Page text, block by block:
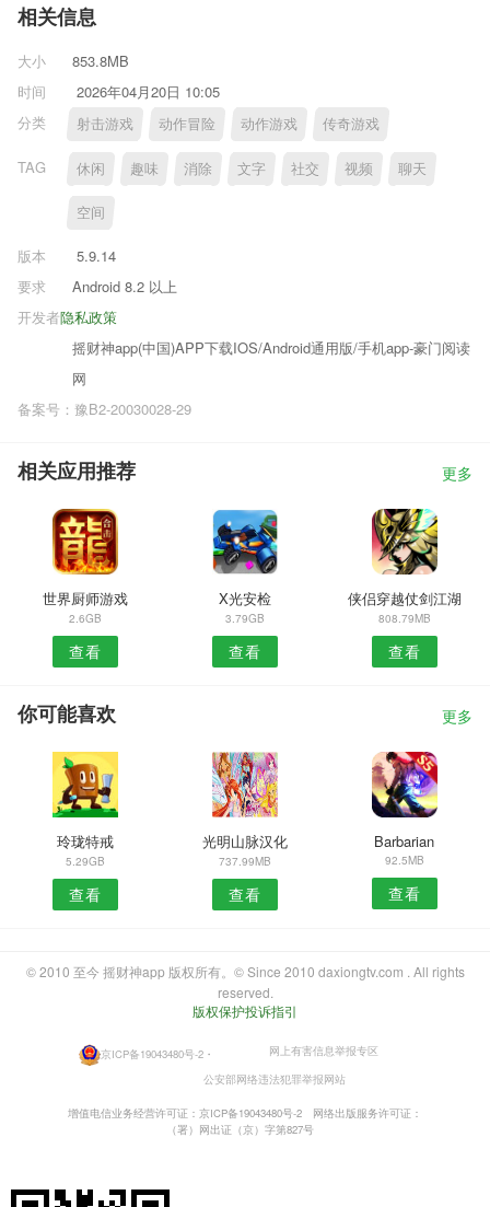
相关信息
大小
853.8MB
时间
2026年04月20日 10:05
分类
射击游戏 动作冒险 动作游戏 传奇游戏
TAG 休闲 趣味 消除 文字 社交 视频 聊天
空间
版本
5.9.14
要求
Android 8.2 以上
隐私政策
开发者
摇财神app(中国)APP下载IOS/Android通用版/手机app-豪门阅读
网
备案号：豫B2-20030028-29
相关应用推荐 更多
世界厨师游戏
2.6GB
查看
X光安检
3.79GB
查看
侠侣穿越仗剑江湖
808.79MB
查看
你可能喜欢 更多
玲珑特戒
5.29GB
查看
光明山脉汉化
737.99MB
查看
Barbarian
92.5MB
查看
© 2010 至今 摇财神app 版权所有。© Since 2010 daxiongtv.com . All rights
reserved.
版权保护投诉指引
京ICP备19043480号-2 ・
网上有害信息举报专区
公安部网络违法犯罪举报网站
增值电信业务经营许可证：京ICP备19043480号-2
网络出版服务许可证：
（署）网出证（京）字第827号